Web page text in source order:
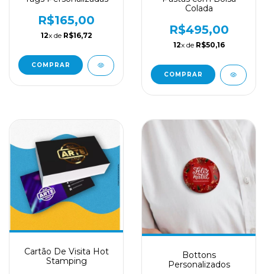
R$165,00
12x de R$16,72
COMPRAR
Colada
R$495,00
12x de R$50,16
COMPRAR
Cartão De Visita Hot
Stamping
Bottons
Personalizados